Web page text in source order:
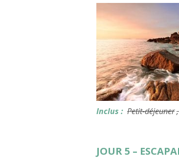
Inclus : Petit-déjeuner
JOUR 5 –